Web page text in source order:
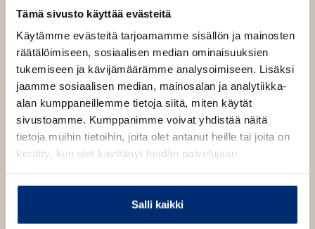
Tämä sivusto käyttää evästeitä
Käytämme evästeitä tarjoamamme sisällön ja mainosten
räätälöimiseen, sosiaalisen median ominaisuuksien
tukemiseen ja kävijämäärämme analysoimiseen. Lisäksi
jaamme sosiaalisen median, mainosalan ja analytiikka-
alan kumppaneillemme tietoja siitä, miten käytät
sivustoamme. Kumppanimme voivat yhdistää näitä
tietoja muihin tietoihin, joita olet antanut heille tai joita on
kerätty, kun olet käyttänyt heidän palvelujaan.
Salli kaikki
s